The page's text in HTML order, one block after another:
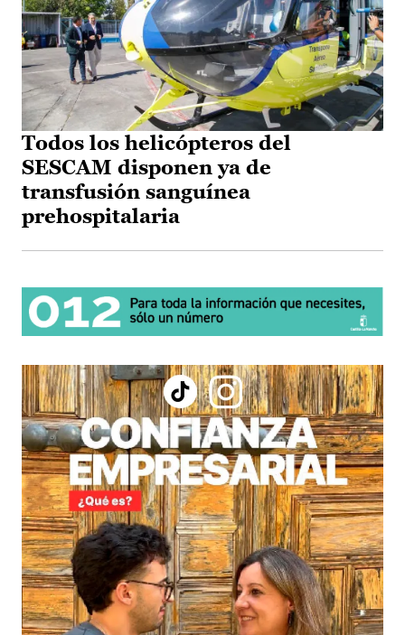
Todos los helicópteros del
SESCAM disponen ya de
transfusión sanguínea
prehospitalaria